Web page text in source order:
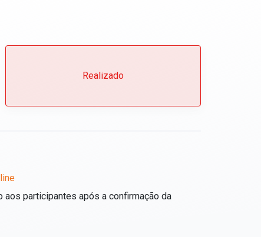
Realizado
aos participantes após a confirmação da